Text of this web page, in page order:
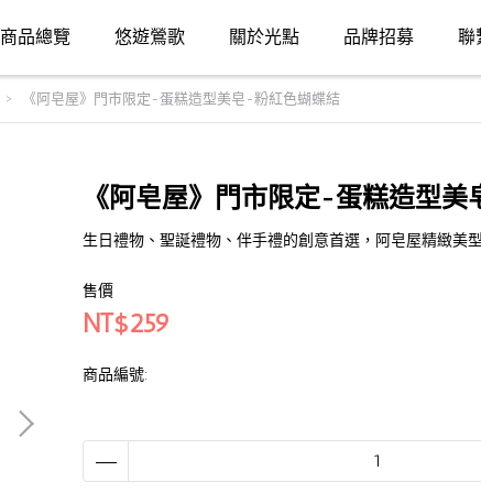
商品總覽 悠遊鶯歌 關於光點 品牌招募 聯
《阿皂屋》門市限定-蛋糕造型美皂-粉紅色蝴蝶結
《阿皂屋》門市限定-蛋糕造型
生日禮物、聖誕禮物、伴手禮的創意首選，阿皂屋精緻美
售價
NT$259
商品編號: